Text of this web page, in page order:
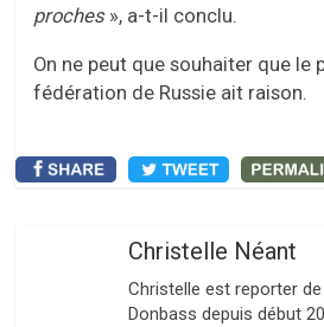
proches », a-t-il conclu.
On ne peut que souhaiter que le
fédération de Russie ait raison.
Christelle Néant
Christelle est reporter
Donbass depuis début